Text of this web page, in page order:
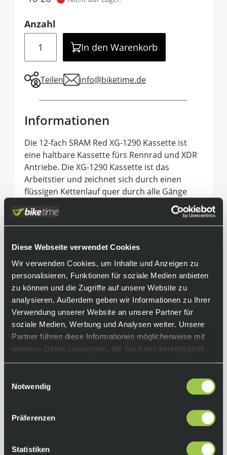
Diese Webseite verwendet Cookies
Wir verwenden Cookies, um Inhalte und Anzeigen zu
personalisieren, Funktionen für soziale Medien anbieten
zu können und die Zugriffe auf unsere Website zu
analysieren. Außerdem geben wir Informationen zu Ihrer
Verwendung unserer Website an unsere Partner für
soziale Medien, Werbung und Analysen weiter. Unsere
Partner führen diese Informationen möglicherweise mit
weiteren Daten zusammen, die Sie ihnen bereitgestellt
haben oder die sie im Rahmen Ihrer Nutzung der Dienste
Notwendig
Präferenzen
Statistiken
Anzahl
In den Warenkorb
Teilen info@biketime.de
Informationen
Die 12-fach SRAM Red XG-1290 Kassette ist
eine haltbare Kassette fürs Rennrad und XDR
Antriebe. Die XG-1290 Kassette ist das
Arbeitstier und zeichnet sich durch einen
flüssigen Kettenlauf quer durch alle Gänge
Funkschaltungen gebaut und die Fertigung
aus einem Stück bietet maximale
Equipment
Funktionen:
• 12-fach Kassette fürs Rennrad
• X-Dome Bauweise
• X-RangeKompatibilität:
XDR-Freilaufkörper
Abstufung:
(10 – 28) 10, 11, 12, 13, 14, 15, 16, 17, 19, 21, 24,